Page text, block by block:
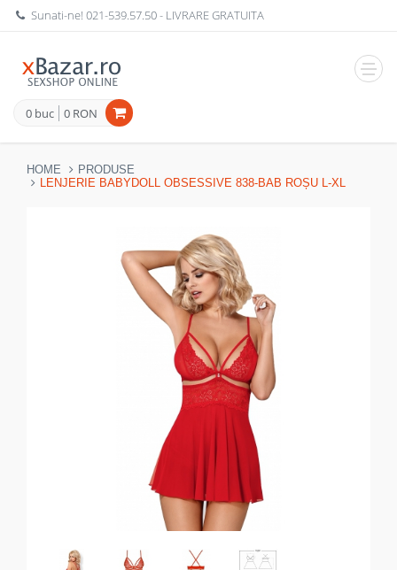
Sunati-ne!021-539.57.50- LIVRARE GRATUITA
0 buc 0 RON
HOME
PRODUSE
LENJERIE BABYDOLL OBSESSIVE 838-BAB ROȘU L-XL